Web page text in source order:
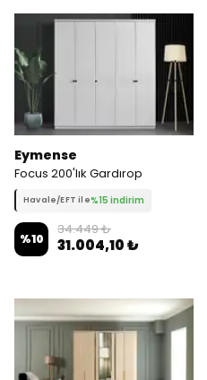
Eymense
Focus 200'lık Gardırop
Havale/EFT ile%15 indirim
%10
34.449 ₺
31.004,10 ₺